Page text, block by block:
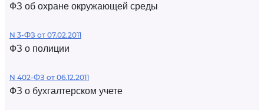
ФЗ об охране окружающей среды
N 3-ФЗ от 07.02.2011
ФЗ о полиции
N 402-ФЗ от 06.12.2011
ФЗ о бухгалтерском учете